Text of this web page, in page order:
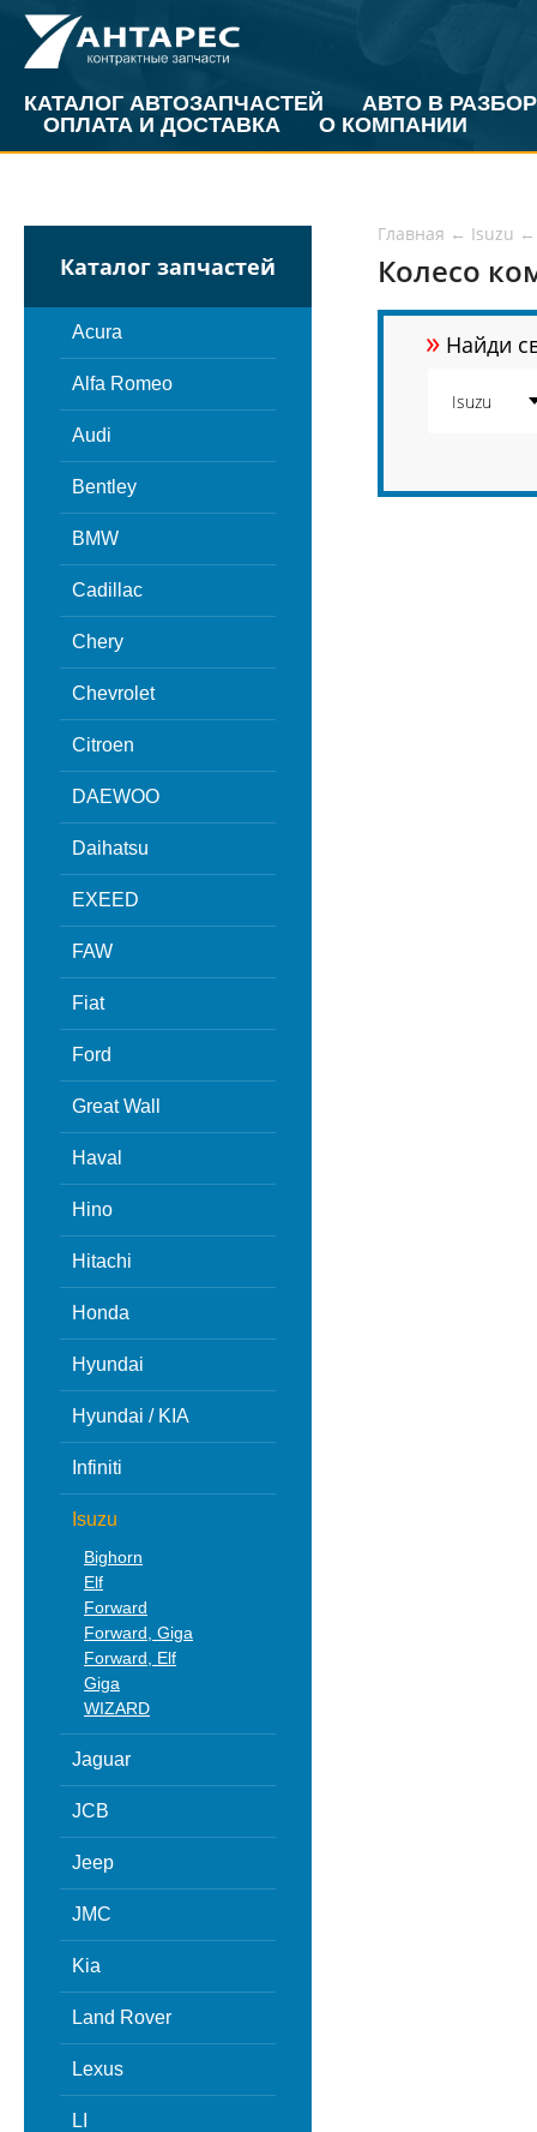
КАТАЛОГ АВТОЗАПЧАСТЕЙ
АВТО В РАЗБОР
ОПЛАТА И ДОСТАВКА
О КОМПАНИИ
Каталог запчастей
Acura
Alfa Romeo
Audi
Bentley
BMW
Cadillac
Chery
Chevrolet
Citroen
DAEWOO
Daihatsu
EXEED
FAW
Fiat
Ford
Great Wall
Haval
Hino
Hitachi
Honda
Hyundai
Hyundai / KIA
Infiniti
Isuzu
Bighorn
Elf
Forward
Forward, Giga
Forward, Elf
Giga
WIZARD
Jaguar
JCB
Jeep
JMC
Kia
Land Rover
Lexus
LI
Главная ← Isuzu ←
Колесо
» Найди